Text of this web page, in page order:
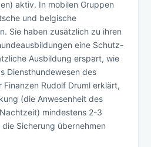
aktiv. In mobilen Gruppen
und belgische
Sie haben zusätzlich zu ihren
eine Schutz-
Ausbildung erspart, wie
Diensthundewesen des
Finanzen Rudolf Druml erklärt,
(die Anwesenheit des
mindestens 2-3
Sicherung übernehmen